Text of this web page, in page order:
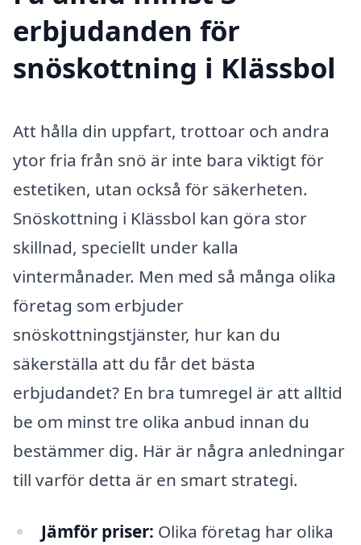
erbjudanden för
snöskottning i Klässbol
Att hålla din uppfart, trottoar och andra
ytor fria från snö är inte bara viktigt för
estetiken, utan också för säkerheten.
Snöskottning i Klässbol kan göra stor
skillnad, speciellt under kalla
vintermånader. Men med så många olika
företag som erbjuder
snöskottningstjänster, hur kan du
säkerställa att du får det bästa
erbjudandet? En bra tumregel är att alltid
be om minst tre olika anbud innan du
bestämmer dig. Här är några anledningar
till varför detta är en smart strategi.
Jämför priser: Olika företag har olika